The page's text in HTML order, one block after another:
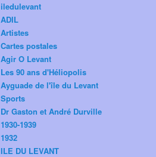
iledulevant
ADIL
Artistes
Cartes postales
Agir O Levant
Les 90 ans d'Héliopolis
Ayguade de l'île du Levant
Sports
Dr Gaston et André Durville
1930-1939
1932
ILE DU LEVANT